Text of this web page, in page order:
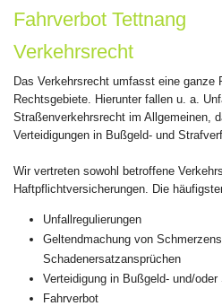
Fahrverbot Tettnang
Verkehrsrecht
Das Verkehrsrecht umfasst eine ganze
Rechtsgebiete. Hierunter fallen u. a.
Straßenverkehrsrecht im Allgemeinen,
Verteidigungen in Bußgeld- und
Wir vertreten sowohl betroffene
Haftpflichtversicherungen. Die
Unfallregulierungen
Geltendmachung von
Schadenersatzansprüchen
Verteidigung in Bußgeld- und/oder
Fahrverbot